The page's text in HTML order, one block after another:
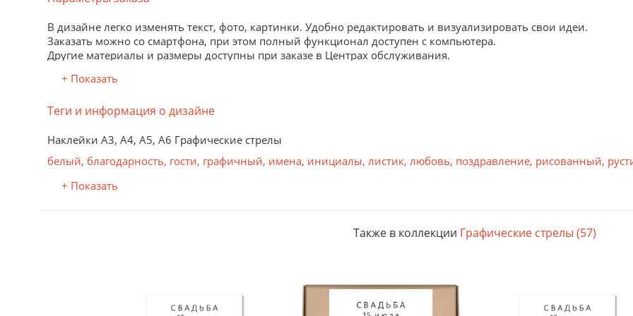
В дизайне легко изменять текст, фото, картинки. Удобно редактировать и визуализировать свои идеи.
Заказать можно со смартфона, при этом полный функционал доступен с компьютера.
Другие материалы и размеры доступны при заказе в Центрах обслуживания.
Материал
Самоклеящаяся бумага, лазерная печать
Высокое качество лазерной печати, устойчивость к внешним воздействиям достигается за счет технологии:
порошок (тонер) наносится на бумагу и прижигается при высокой температуре. Цифровая лазерная печать.
Самоклеящаяся глянцевая пленка, струйная печать
Яркое, устойчивое к внешним воздействиям изображение в струйной печати достигается за счет
Матовая пленка не бликует, при использовании меньше заметны царапины и отпечатки пальцев. Подходит
Яркое, устойчивое к внешним воздействиям изображение в струйной печати достигается за счет
+ Показать
Теги и информация о дизайне
Наклейки А3, А4, А5, А6 Графические стрелы
белый, благодарность, гости, графичный, имена, инициалы, листик, любовь, поздравление, рисованный,
+ Показать
Также в коллекции Графические стрелы (57)